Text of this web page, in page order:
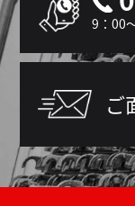
9：00
ご